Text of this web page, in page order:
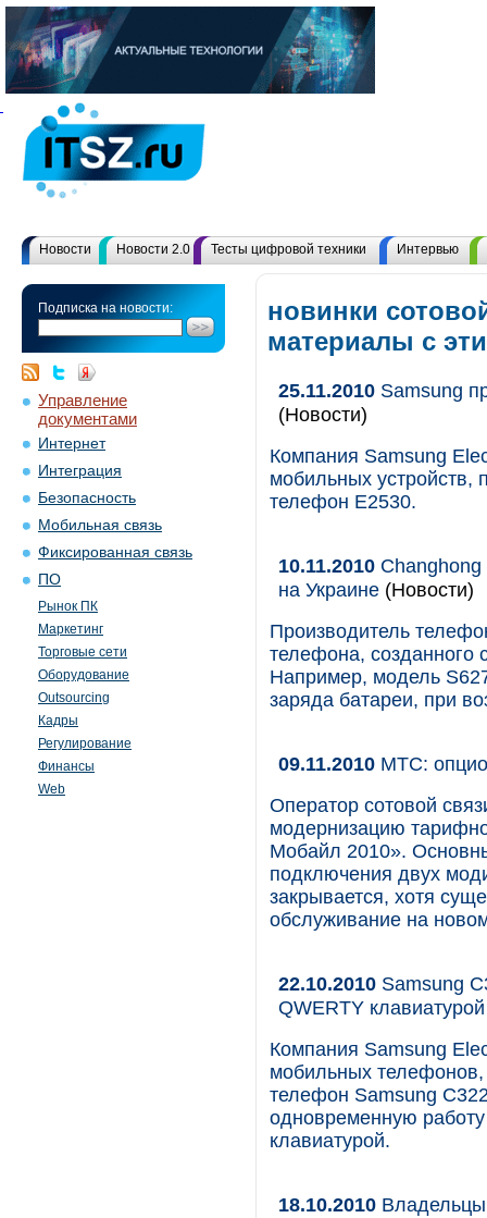
Новости Новости 2.0 Тесты цифровой техники Интервью
Подписка на новости:
Управление
документами
Интернет
Интеграция
Безопасность
Мобильная связь
Фиксированная связь
ПО
Рынок ПК
Маркетинг
Торговые сети
Оборудование
Outsourcing
Кадры
Регулирование
Финансы
Web
новинки
материалы с
25.11.2010 Samsung
(Новости)
Компания Samsung
мобильных устройств,
телефон E2530.
10.11.2010
на Украине (Новости)
Производитель
телефона, созданного
Например, модель
заряда батареи, при
09.11.2010 МТС:
Оператор сотовой
модернизацию
Мобайл 2010».
подключения двух
закрывается, хотя
обслуживание на
22.10.2010 Samsung
QWERTY клавиатурой
Компания Samsung
мобильных телефонов,
телефон Samsung
одновременную
клавиатурой.
18.10.2010 Владельцы